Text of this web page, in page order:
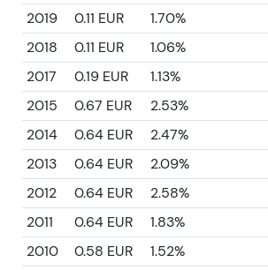
2019
0.11 EUR
1.70%
2018
0.11 EUR
1.06%
2017
0.19 EUR
1.13%
2015
0.67 EUR
2.53%
2014
0.64 EUR
2.47%
2013
0.64 EUR
2.09%
2012
0.64 EUR
2.58%
2011
0.64 EUR
1.83%
2010
0.58 EUR
1.52%